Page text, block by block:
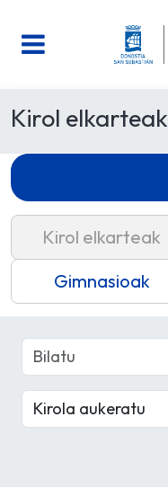
Kirol elkarteak
Kirol elkarteak
Gimnasioak